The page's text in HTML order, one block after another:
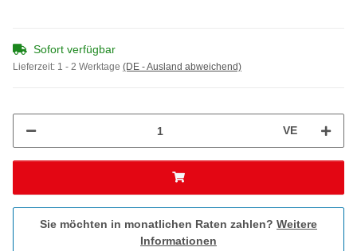
Sofort verfügbar
Lieferzeit: 1 - 2 Werktage (DE - Ausland abweichend)
VE
Sie möchten in monatlichen Raten zahlen? Weitere
Informationen